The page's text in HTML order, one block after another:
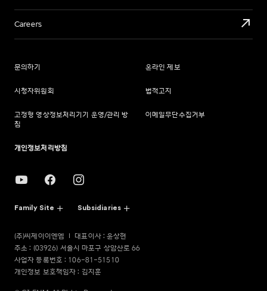
Careers
문의하기 온라인 제보
시청자위원회 법적고지
고정형 영상정보처리기기 운영/관리 방
침
이메일무단수집거부
개인정보처리방침
Family Site Subsidiaries
(주)씨제이이엔엠
대표이사 : 윤상현
주소 : (03926) 서울시 마포구 상암산로 66
사업자 등록번호 : 106-81-51510
개인정보 보호책임자 : 김지훈